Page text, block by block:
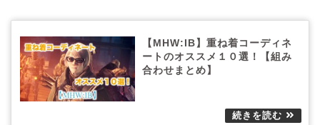
【MHW:IB】重ね着コーディネ
ートのオススメ１０選！【組み
合わせまとめ】